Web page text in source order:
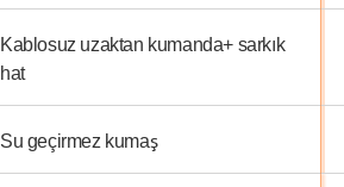
Kablosuz uzaktan kumanda+ sarkık
hat
Su geçirmez kumaş